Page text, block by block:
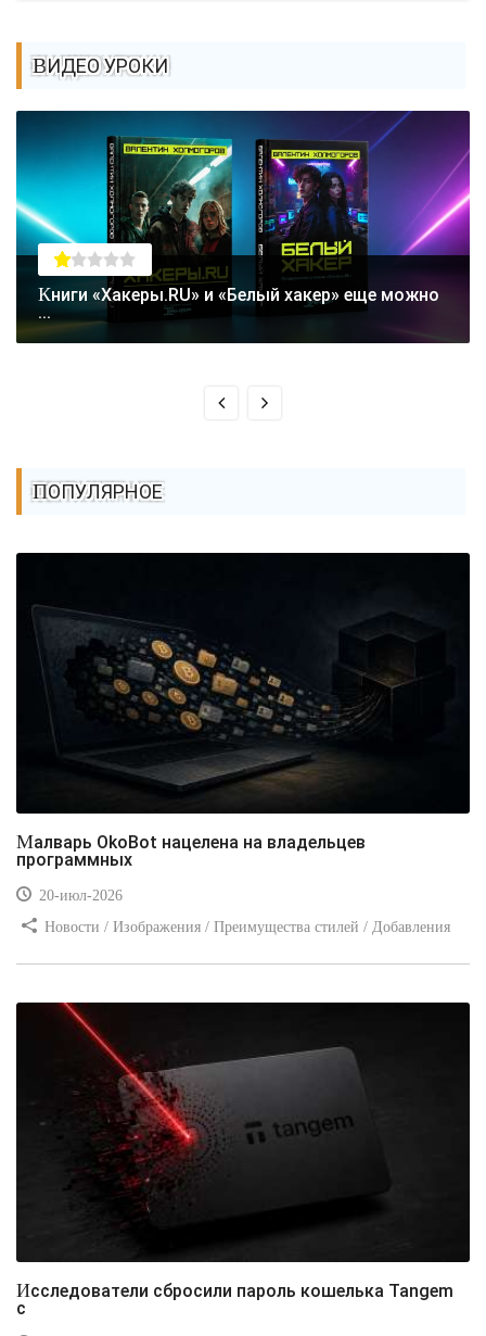
ВИДЕО УРОКИ
Книги «Хакеры.RU» и «Белый хакер» еще можно
...
ПОПУЛЯРНОЕ
Малварь OkoBot нацелена на владельцев
программных
20-июл-2026
Новости / Изображения / Преимущества стилей / Добавления
Исследователи сбросили пароль кошелька Tangem
с